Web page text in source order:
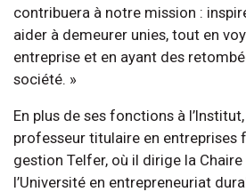
contribuera à notre mission :
aider à demeurer unies, tout en
entreprise et en ayant des
société. »
En plus de ses fonctions à
professeur titulaire en entreprises
gestion Telfer, où il dirige la
l’Université en entrepreneuriat